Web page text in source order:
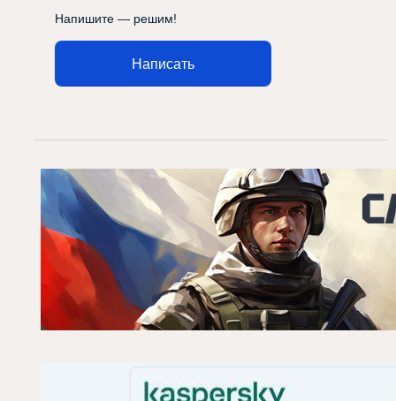
Напишите — решим!
Написать